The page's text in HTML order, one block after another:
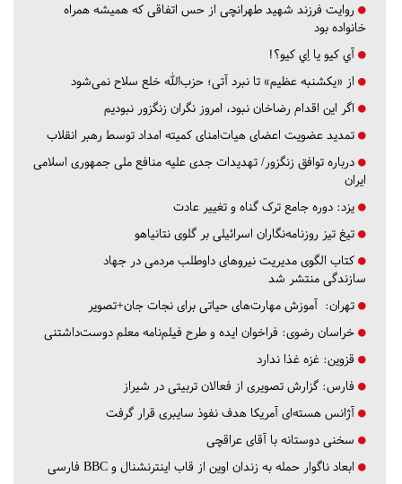
روایت فرزند شهید طهرانچی از حس اتفاقی که همیشه همراه
خانواده بود
آي كيو يا اِي كيو؟!
از «یکشنبه عظیم» تا نبرد آتی؛ حزب‌الله خلع سلاح نمی‌شود
اگر این اقدام رضاخان نبود، امروز نگران زنگزور نبودیم
تمدید عضویت اعضای هیات‌امنای کمیته امداد توسط رهبر انقلاب
درباره توافق زنگزور/ تهدیدات جدی علیه منافع ملی جمهوری اسلامی
ایران
یزد: دوره جامع ترک گناه و تغییر عادت
تیغ تیز روزنامه‌نگاران اسرائیلی بر گلوی نتانیاهو
کتاب الگوی مدیریت نیروهای داوطلب مردمی در جهاد
سازندگی منتشر شد
تهران: آموزش مهارت‌های حیاتی برای نجات جان+تصویر
خراسان رضوی: فراخوان ایده و طرح فیلم‌نامه معلم دوست‌داشتنی
قزوین: غزه غذا ندارد
فارس: گزارش تصویری از فعالان تربیتی در شیراز
آژانس هسته‌ای آمریکا هدف نفوذ سایبری قرار گرفت
سخنی دوستانه با آقای عراقچی
ابعاد ناگوار حمله به زندان اوین از قاب اینترنشنال و BBC فارسی